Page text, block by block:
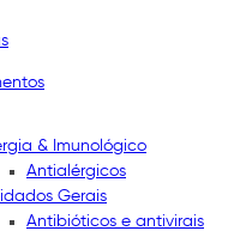
& Imunológico
Antialérgicos
Gerais
Antibióticos e antivirais